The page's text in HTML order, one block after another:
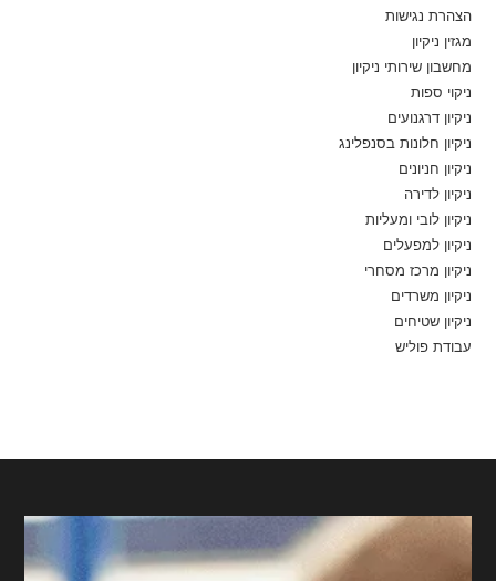
הצהרת נגישות
מגזין ניקיון
מחשבון שירותי ניקיון
ניקוי ספות
ניקיון דרגנועים
ניקיון חלונות בסנפלינג
ניקיון חניונים
ניקיון לדירה
ניקיון לובי ומעליות
ניקיון למפעלים
ניקיון מרכז מסחרי
ניקיון משרדים
ניקיון שטיחים
עבודת פוליש